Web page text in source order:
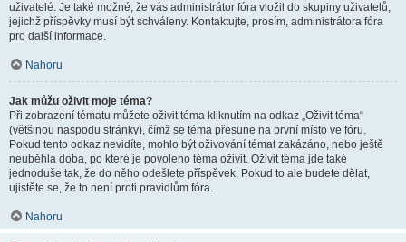
uživatelé. Je také možné, že vás administrátor fóra vložil do skupiny uživatelů,
jejichž příspěvky musí být schváleny. Kontaktujte, prosím, administrátora fóra
pro další informace.
Nahoru
Jak můžu oživit moje téma?
Při zobrazení tématu můžete oživit téma kliknutím na odkaz „Oživit téma“
(většinou naspodu stránky), čímž se téma přesune na první místo ve fóru.
Pokud tento odkaz nevidíte, mohlo být oživování témat zakázáno, nebo ještě
neuběhla doba, po které je povoleno téma oživit. Oživit téma jde také
jednoduše tak, že do něho odešlete příspěvek. Pokud to ale budete dělat,
ujistěte se, že to není proti pravidlům fóra.
Nahoru